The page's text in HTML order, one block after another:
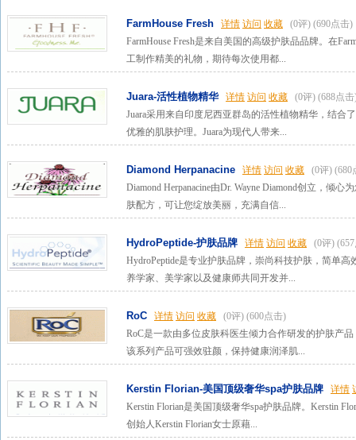
FarmHouse Fresh 详情 访问 收藏 (0评) (690点击)
FarmHouse Fresh是来自美国的高级护肤品品牌。在
工制作精美的礼物，期待每次使用都...
Juara-活性植物精华 详情 访问 收藏 (0评) (688点
Juara采用来自印度尼西亚群岛的活性植物精华，结合
优雅的肌肤护理。Juara为现代人带来...
Diamond Herpanacine 详情 访问 收藏 (0评) (680
Diamond Herpanacine由Dr. Wayne Diamond创立，倾
肤配方，可让您绽放美丽，充满自信...
HydroPeptide-护肤品牌 详情 访问 收藏 (0评)
HydroPeptide是专业护肤品牌，崇尚科技护肤，简单
养学家、美学家以及健康师共同开发并...
RoC 详情 访问 收藏 (0评) (600点击)
RoC是一款由多位皮肤科医生倾力合作研发的护肤产
该系列产品可强效驻颜，保持健康润泽肌...
Kerstin Florian-美国顶级奢华spa护肤品牌 详情
Kerstin Florian是美国顶级奢华spa护肤品牌。Kerstin
创始人Kerstin Florian女士原藉...